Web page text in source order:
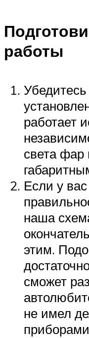
работы
работает
света фар
Если у
наша
этим.
сможет
не имел